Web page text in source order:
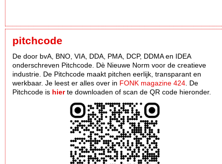
pitchcode
De door bvA, BNO, VIA, DDA, PMA, DCP, DDMA en IDEA
onderschreven Pitchcode. Dè Nieuwe Norm voor de creatieve
industrie. De Pitchcode maakt pitchen eerlijk, transparant en
werkbaar. Je leest er alles over in FONK magazine 424 . De
Pitchcode is hierte downloaden of scan de QR code hieronder.